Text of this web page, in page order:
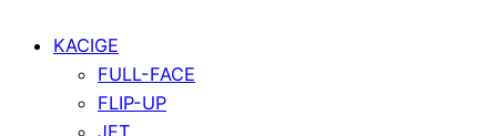
KACIGE
FULL-FACE
FLIP-UP
JET